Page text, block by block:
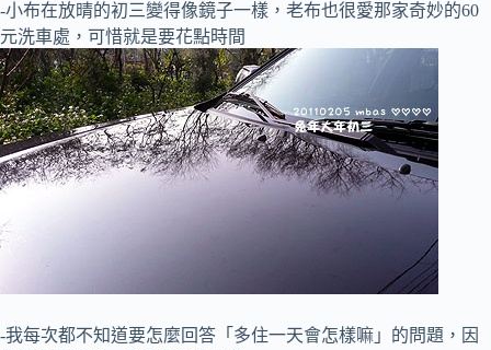
-小布在放晴的初三變得像鏡子一樣，老布也很愛那家奇妙的60
元洗車處，可惜就是要花點時間
-我每次都不知道要怎麼回答「多住一天會怎樣嘛」的問題，因